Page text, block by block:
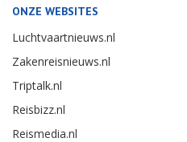
ONZE WEBSITES
Luchtvaartnieuws.nl
Zakenreisnieuws.nl
Triptalk.nl
Reisbizz.nl
Reismedia.nl